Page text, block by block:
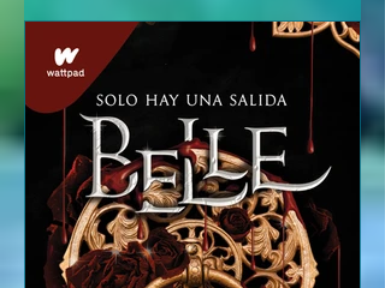
una entrevista para darse a conocer ya
que ser hibrida es algo nunca visto, y
eso le ha puesto en peligro, pues la
ven más como una amenaza que
como algo bueno. Koen el alfa de la
manada del Noroeste está
acostumbrado a que lo